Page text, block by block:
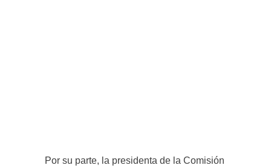
Por su parte, la presidenta de la Comisión